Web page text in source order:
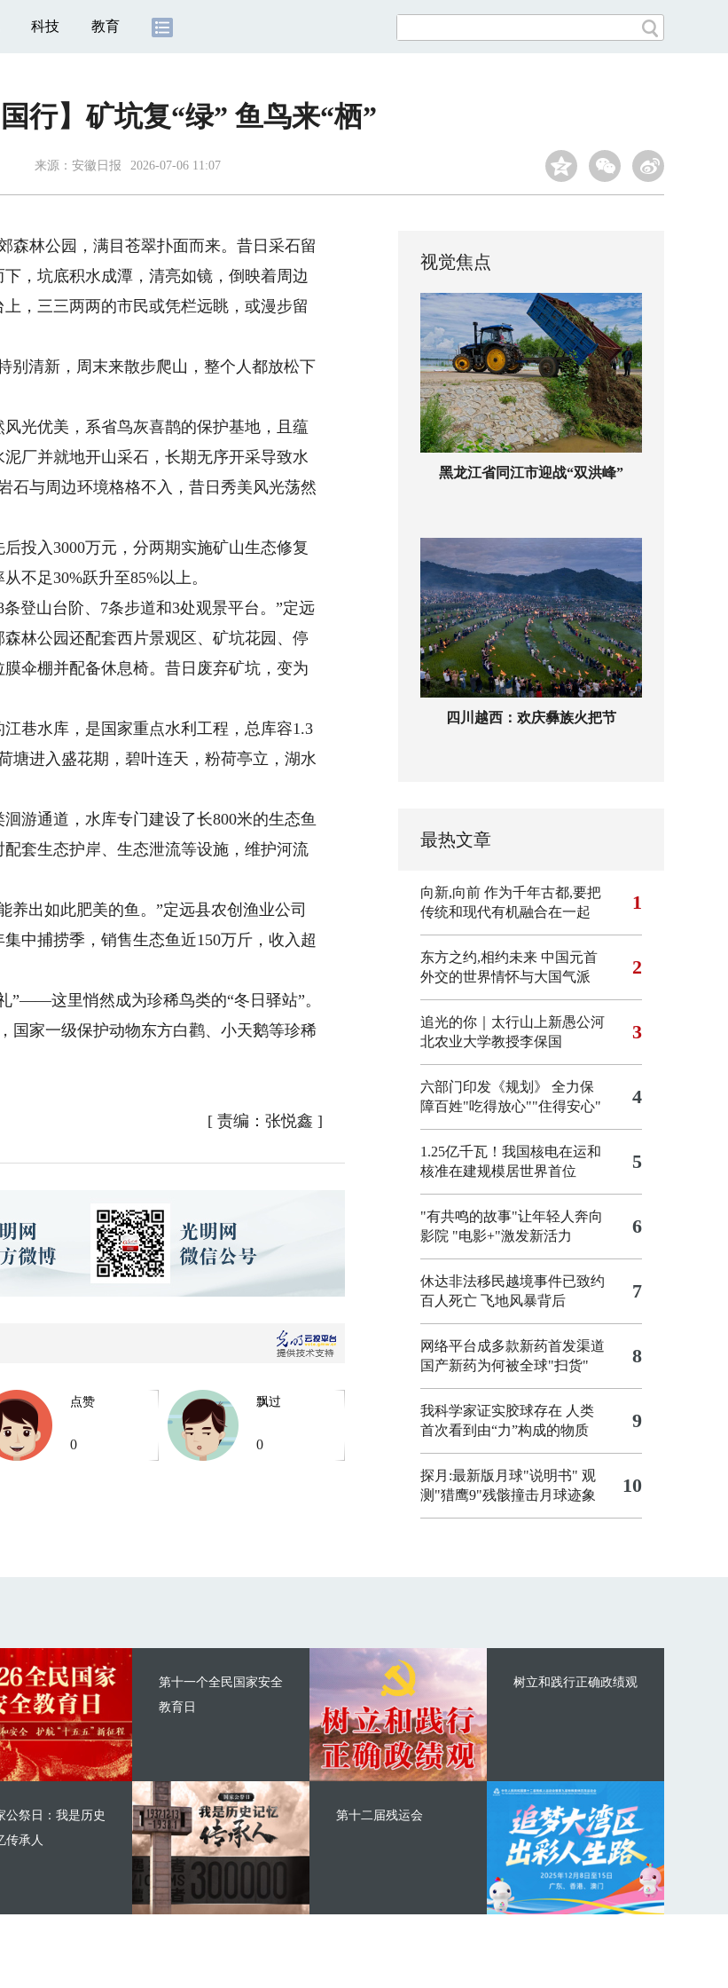
科技 教育
国行】矿坑复“绿” 鱼鸟来“栖”
来源： 安徽日报 2026-07-06 11:07
林公园，满目苍翠扑面而来。昔日采石留
，坑底积水成潭，清亮如镜，倒映着周边
，三三两两的市民或凭栏远眺，或漫步留
清新，周末来散步爬山，整个人都放松下
光优美，系省鸟灰喜鹊的保护基地，且蕴
厂并就地开山采石，长期无序开采导致水
石与周边环境格格不入，昔日秀美风光荡然
入3000万元，分两期实施矿山生态修复
不足30%跃升至85%以上。
登山台阶、7条步道和3处观景平台。”定远
林公园还配套西片景观区、矿坑花园、停
伞棚并配备休息椅。昔日废弃矿坑，变为
水库，是国家重点水利工程，总库容1.3
塘进入盛花期，碧叶连天，粉荷亭立，湖水
通道，水库专门建设了长800米的生态鱼
套生态护岸、生态泄流等设施，维护河流
出如此肥美的鱼。”定远县农创渔业公司
中捕捞季，销售生态鱼近150万斤，收入超
这里悄然成为珍稀鸟类的“冬日驿站”。
国家一级保护动物东方白鹳、小天鹅等珍稀
[ 责编：张悦鑫 ]
点赞
0
飘过
0
视觉焦点
黑龙江省同江市迎战“双洪峰”
四川越西：欢庆彝族火把节
最热文章
向新,向前 作为千年古都,要把
传统和现代有机融合在一起
1
东方之约,相约未来 中国元首
外交的世界情怀与大国气派
2
追光的你｜太行山上新愚公河
北农业大学教授李保国
3
六部门印发《规划》 全力保
障百姓"吃得放心""住得安心"
4
1.25亿千瓦！我国核电在运和
核准在建规模居世界首位
5
"有共鸣的故事"让年轻人奔向
影院 "电影+"激发新活力 6
休达非法移民越境事件已致约
百人死亡 飞地风暴背后 7
网络平台成多款新药首发渠道
国产新药为何被全球"扫货"
8
我科学家证实胶球存在 人类
首次看到由“力”构成的物质
9
探月:最新版月球"说明书" 观
测"猎鹰9"残骸撞击月球迹象
10
第十一个全民国家安全
教育日
公祭日：我是历史
传承人
树立和践行正确政绩观
第十二届残运会